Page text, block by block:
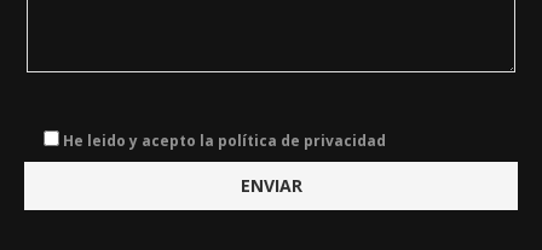
He leido y acepto la política de privacidad